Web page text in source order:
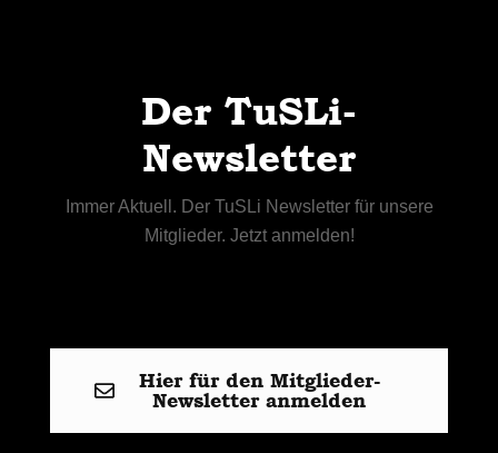
Der TuSLi-
Newsletter
Immer Aktuell. Der TuSLi Newsletter für unsere
Mitglieder. Jetzt anmelden!
Hier für den Mitglieder-
Newsletter anmelden